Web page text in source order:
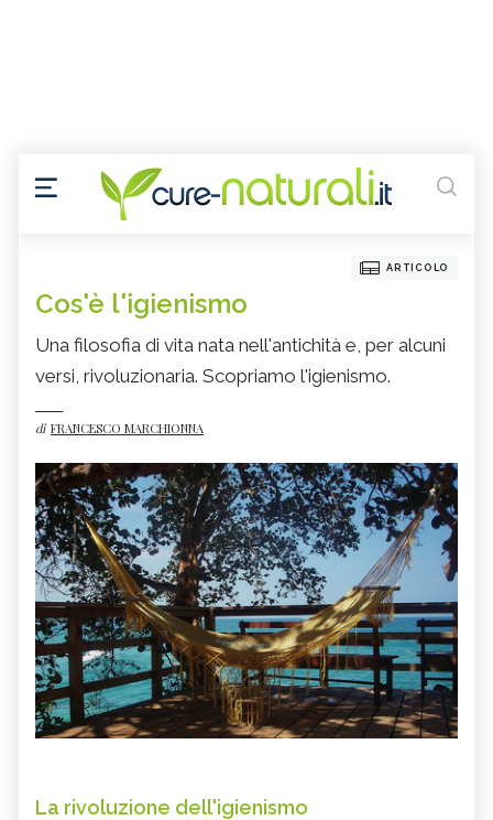
ARTICOLO
Cos'è l'igienismo
Una filosofia di vita nata nell'antichità e, per alcuni
versi, rivoluzionaria. Scopriamo l'igienismo.
di FRANCESCO MARCHIONNA
La rivoluzione dell'igienismo